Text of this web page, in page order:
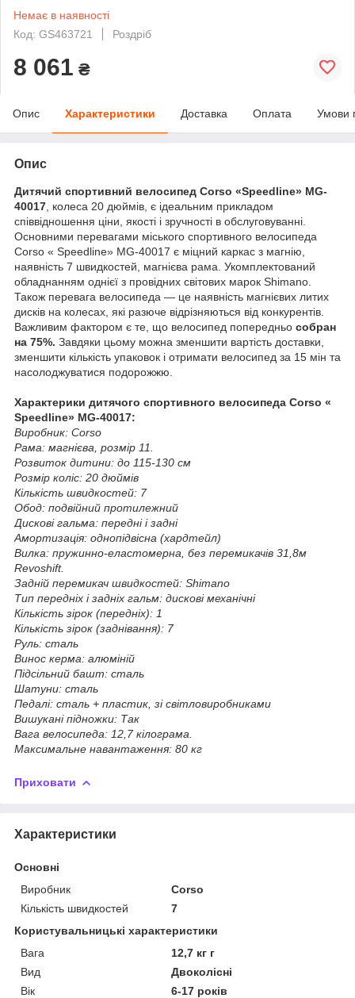
Немає в наявності
Код: GS463721
Роздріб
8 061 ₴
Опис Характеристики Доставка Оплата Умови
Опис
Дитячий спортивний велосипед Corso «Speedline» MG-
40017 , колеса 20 дюймів, є ідеальним прикладом
співвідношення ціни, якості і зручності в обслуговуванні.
Основними перевагами міського спортивного велосипеда
Corso « Speedline» MG-40017 є міцний каркас з магнію,
наявність 7 швидкостей, магнієва рама. Укомплектований
обладнанням однієї з провідних світових марок Shimano.
Також перевага велосипеда — це наявність магнієвих литих
дисків на колесах, які разюче відрізняються від конкурентів.
Важливим фактором є те, що велосипед попередньо собран
на 75%. Завдяки цьому можна зменшити вартість доставки,
зменшити кількість упаковок і отримати велосипед за 15 мін та
насолоджуватися подорожжю.
Характерики дитячого спортивного велосипеда Corso «
Speedline» MG-40017:
Виробник: Corso
Рама: магнієва, розмір 11.
Розвиток дитини: до 115-130 см
Розмір коліс: 20 дюймів
Кількість швидкостей: 7
Обод: подвійний протилежний
Дискові гальма: передні і задні
Амортизація: однопідвісна (хардтейл)
Вилка: пружинно-еластомерна, без перемикачів 31,8м
Revoshift.
Задній перемикач швидкостей: Shimano
Тип передніх і задніх гальм: дискові механічні
Кількість зірок (передніх): 1
Кількість зірок (заднівання): 7
Руль: сталь
Винос керма: алюміній
Підсільний башт: сталь
Шатуни: сталь
Педалі: сталь + пластик, зі світловиробниками
Вишукані підножки: Так
Вага велосипеда: 12,7 кілограма.
Максимальне навантаження: 80 кг
Приховати
Характеристики
Основні
Виробник
Corso
Кількість швидкостей
7
Користувальницькі характеристики
Вага
12,7 кг г
Вид
Двоколісні
Вік
6-17 років